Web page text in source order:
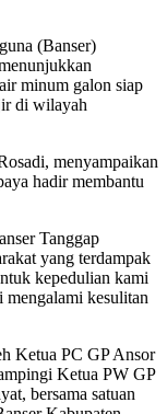
(Banser)
minum galon siap
di wilayah
menyampaikan
hadir membantu
Tanggap
yang terdampak
kepedulian kami
mengalami kesulitan
Ketua PC GP Ansor
Ketua PW GP
bersama satuan